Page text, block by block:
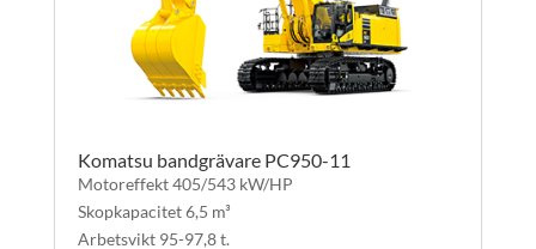
Komatsu bandgrävare PC950-11
Motoreffekt 405/543 kW/HP​
Skopkapacitet 6,5 m³
Arbetsvikt 95-97,8 t.